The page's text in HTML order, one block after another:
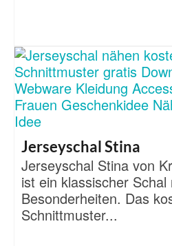
Jerseyschal Stina
Jerseyschal Stina von
ist ein klassischer Schal
Besonderheiten. Das
Schnittmuster...